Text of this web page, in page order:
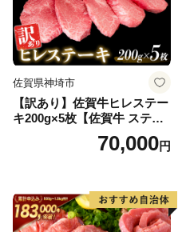
佐賀県神埼市
【訳あり】佐賀牛ヒレステー
キ200g×5枚【佐賀牛 ステー
キ ブランド肉 ヒレ肉 フィレ
肉 ジューシー ヘルシー】(H0
70,000円